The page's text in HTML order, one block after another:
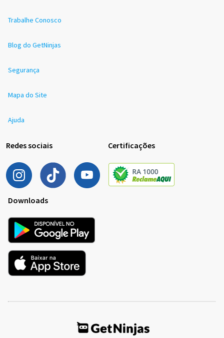
Trabalhe Conosco
Blog do GetNinjas
Segurança
Mapa do Site
Ajuda
Redes sociais Certificações
Downloads